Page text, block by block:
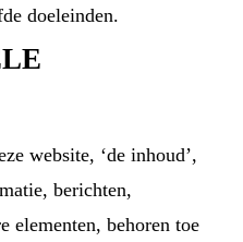
doeleinden.
website, ‘de inhoud’,
berichten,
elementen, behoren toe